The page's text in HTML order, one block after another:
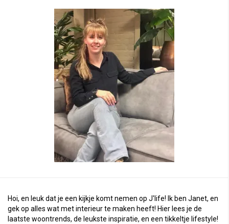
Hoi, en leuk dat je een kijkje komt nemen op J'life! Ik ben Janet, en
gek op alles wat met interieur te maken heeft! Hier lees je de
laatste woontrends, de leukste inspiratie, en een tikkeltje lifestyle!